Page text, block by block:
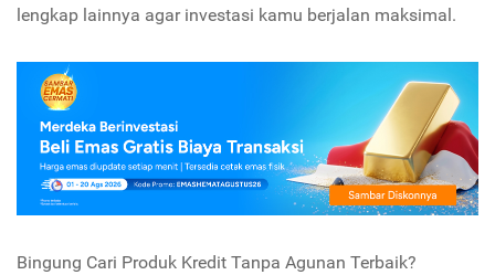
lengkap lainnya agar investasi kamu berjalan maksimal.
Bingung Cari Produk Kredit Tanpa Agunan Terbaik?